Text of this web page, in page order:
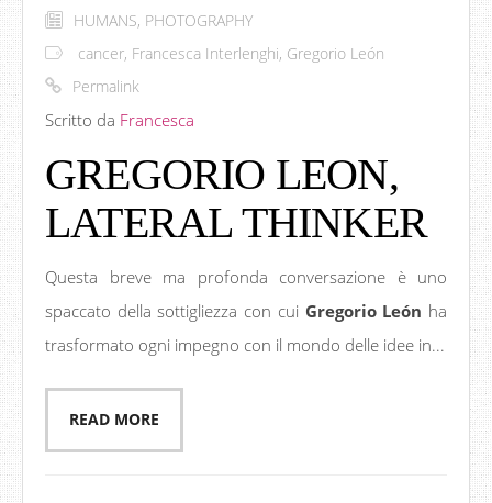
HUMANS, PHOTOGRAPHY
cancer, Francesca Interlenghi, Gregorio León
Permalink
Scritto da Francesca
GREGORIO LEON,
LATERAL THINKER
Questa breve ma profonda conversazione è uno
spaccato della sottigliezza con cui Gregorio León ha
trasformato ogni impegno con il mondo delle idee in...
READ MORE